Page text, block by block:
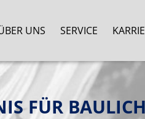
UNS SERVICE
FÜR